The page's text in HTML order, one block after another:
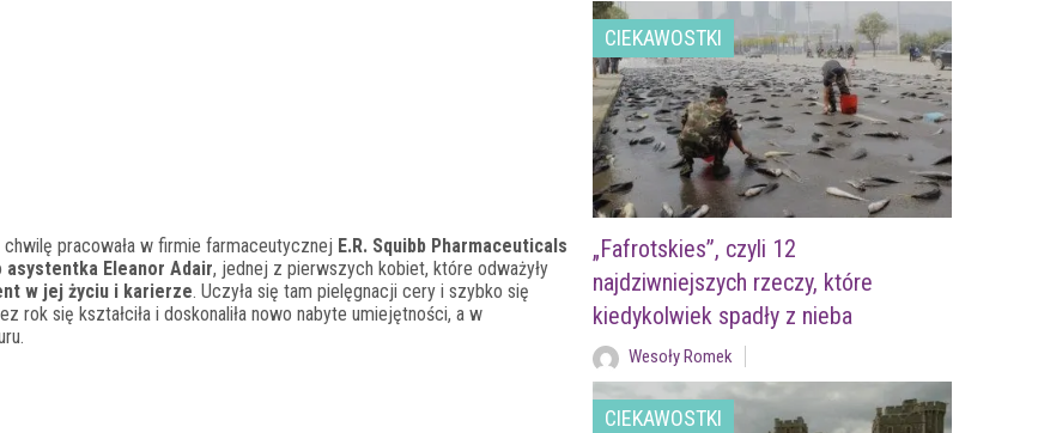
pracowała w firmie farmaceutycznej E.R. Squibb Pharmaceuticals
asystentka Eleanor Adair, jednej z pierwszych kobiet, które odważyły
w jej życiu i karierze. Uczyła się tam pielęgnacji cery i szybko się
rok się kształciła i doskonaliła nowo nabyte umiejętności, a w
CIEKAWOSTKI
„Fafrotskies”, czyli 12
najdziwniejszych rzeczy, które
kiedykolwiek spadły z nieba
Wesoły Romek
CIEKAWOSTKI